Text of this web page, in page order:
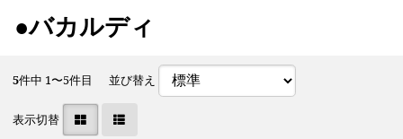
●バカルディ
5件中 1〜5件目 並び替え
表示切替